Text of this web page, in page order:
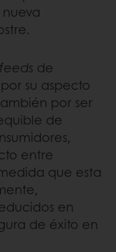
feeds de
su aspecto
por ser
de
entre
que esta
en
de éxito en